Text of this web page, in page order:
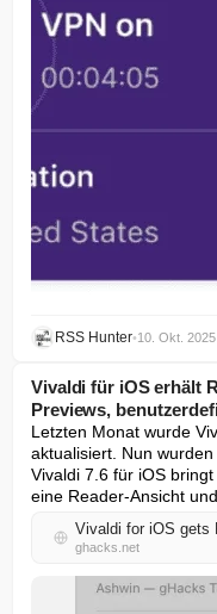
RSS Hunter•10. Okt. 2025
Vivaldi für iOS erhält
Previews,
Letzten Monat wurde
aktualisiert. Nun
Vivaldi 7.6 für iOS
eine Reader-Ansicht
ghacks.net